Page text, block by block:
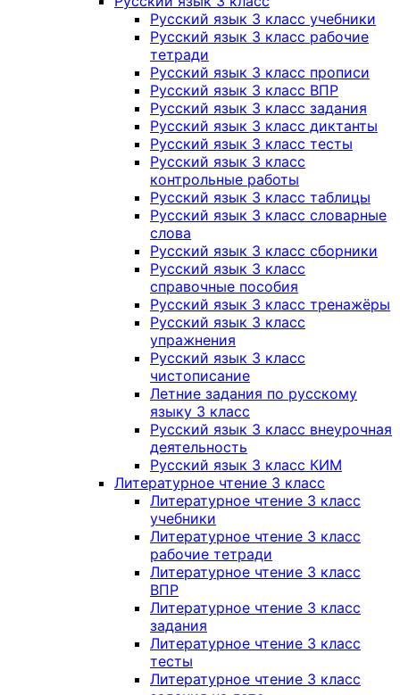
Русский язык 3 класс учебники
Русский язык 3 класс рабочие
тетради
Русский язык 3 класс прописи
Русский язык 3 класс ВПР
Русский язык 3 класс задания
Русский язык 3 класс диктанты
Русский язык 3 класс тесты
Русский язык 3 класс
контрольные работы
Русский язык 3 класс таблицы
Русский язык 3 класс словарные
слова
Русский язык 3 класс сборники
Русский язык 3 класс
справочные пособия
Русский язык 3 класс тренажёры
Русский язык 3 класс
упражнения
Русский язык 3 класс
чистописание
Летние задания по русскому
языку 3 класс
Русский язык 3 класс внеурочная
деятельность
Русский язык 3 класс КИМ
Литературное чтение 3 класс
Литературное чтение 3 класс
учебники
Литературное чтение 3 класс
рабочие тетради
Литературное чтение 3 класс
ВПР
Литературное чтение 3 класс
задания
Литературное чтение 3 класс
тесты
Литературное чтение 3 класс